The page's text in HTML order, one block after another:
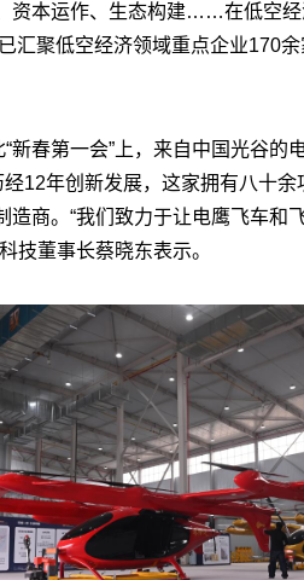
资本运作、生态构建……在低空
汇聚低空经济领域重点企业170
新春第一会”上，来自中国光谷的
经12年创新发展，这家拥有八十
造商。“我们致力于让电鹰飞车和
技董事长蔡晓东表示。